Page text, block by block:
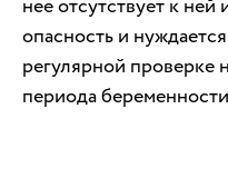
нее отсутствует к
опасность и
регулярной проверке
периода